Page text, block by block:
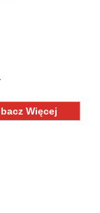
Więcej